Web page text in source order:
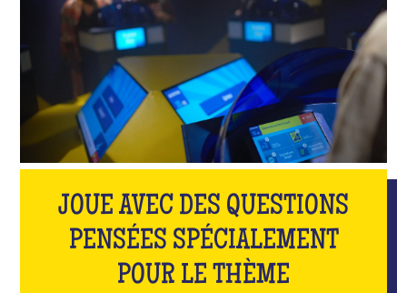
JOUE AVEC DES QUESTIONS
PENSÉES SPÉCIALEMENT
POUR LE THÈME